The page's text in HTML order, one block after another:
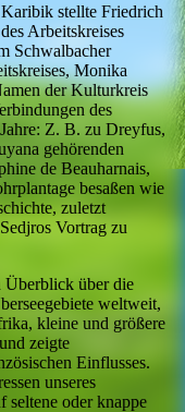
stellte Friedrich
Arbeitskreises
Schwalbacher
Monika
der Kulturkreis
des
Z. B. zu Dreyfus,
gehörenden
de Beauharnais,
besaßen wie
zuletzt
Vortrag zu
Überblick über die
weltweit,
kleine und größere
zeigte
Einflusses.
unseres
seltene oder knappe